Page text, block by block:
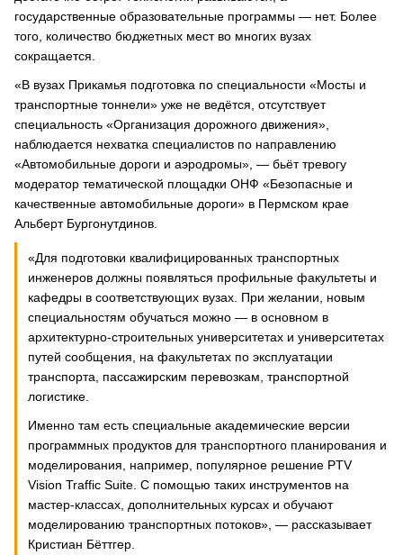
государственные образовательные программы — нет. Более
того, количество бюджетных мест во многих вузах
сокращается.
«В вузах Прикамья подготовка по специальности «Мосты и
транспортные тоннели» уже не ведётся, отсутствует
специальность «Организация дорожного движения»,
наблюдается нехватка специалистов по направлению
«Автомобильные дороги и аэродромы», — бьёт тревогу
модератор тематической площадки ОНФ «Безопасные и
качественные автомобильные дороги» в Пермском крае
Альберт Бургонутдинов.
«Для подготовки квалифицированных транспортных
инженеров должны появляться профильные факультеты и
кафедры в соответствующих вузах. При желании, новым
специальностям обучаться можно — в основном в
архитектурно-строительных университетах и университетах
путей сообщения, на факультетах по эксплуатации
транспорта, пассажирским перевозкам, транспортной
логистике.
Именно там есть специальные академические версии
программных продуктов для транспортного планирования и
моделирования, например, популярное решение PTV
Vision Traffic Suite. С помощью таких инструментов на
мастер-классах, дополнительных курсах и обучают
моделированию транспортных потоков», — рассказывает
Кристиан Бёттгер.